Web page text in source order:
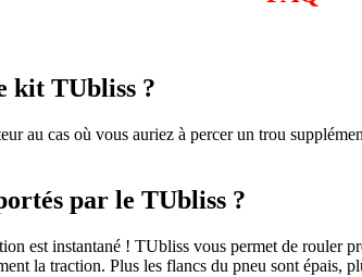
kit TUbliss ?
au cas où vous auriez à percer un trou
par le TUbliss ?
est instantané ! TUbliss vous permet de rouler
la traction. Plus les flancs du pneu sont